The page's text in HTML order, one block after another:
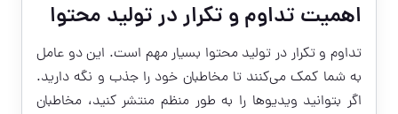
اهمیت تداوم و تکرار در تولید محتوا
تداوم و تکرار در تولید محتوا بسیار مهم است. این دو عامل
به شما کمک می‌کنند تا مخاطبان خود را جذب و نگه دارید.
اگر بتوانید ویدیوها را به طور منظم منتشر کنید، مخاطبان